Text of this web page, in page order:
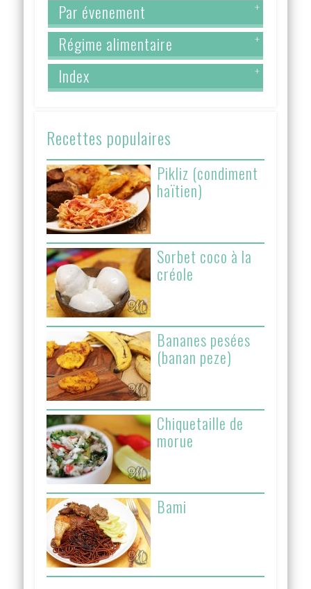
Par évenement +
Régime alimentaire +
Index +
Recettes populaires
Pikliz (condiment
haïtien)
Sorbet coco à la
créole
Bananes pesées
(banan peze)
Chiquetaille de
morue
Bami